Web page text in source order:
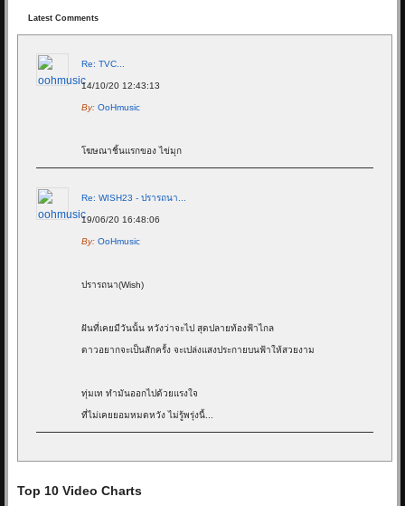
Latest Comments
Re: TVC...
14/10/20 12:43:13
By: OoHmusic
โฆษณาชิ้นแรกของ ไข่มุก
Re: WISH23 - ปรารถนา...
19/06/20 16:48:06
By: OoHmusic
ปรารถนา(Wish)
ฝันที่เคยมีวันนั้น หวังว่าจะไป สุดปลายท้องฟ้าไกล
ดาวอยากจะเป็นสักครั้ง จะเปล่งแสงประกายบนฟ้าให้สวยงาม
ทุ่มเท ทำมันออกไปด้วยแรงใจ
ที่ไม่เคยยอมหมดหวัง ไม่รู้พรุ่งนี้...
Re: Goodnight - ALIZ...
Top 10 Video Charts